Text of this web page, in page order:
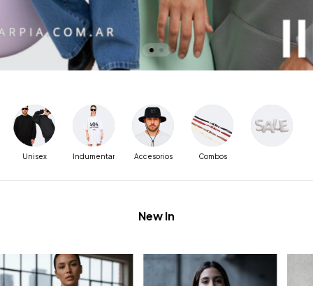
Unisex Indumentaria Accesorios Combos
New In